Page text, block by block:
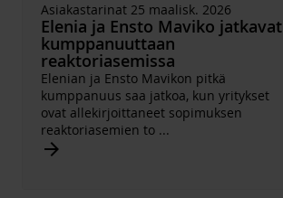
Asiakastarinat 25 maalisk. 2026
Elenia ja Ensto Maviko jatkavat
kumppanuuttaan
reaktoriasemissa
Elenian ja Ensto Mavikon pitkä
kumppanuus saa jatkoa, kun yritykset
ovat allekirjoittaneet sopimuksen
reaktoriasemien to ...
Arrow_forward